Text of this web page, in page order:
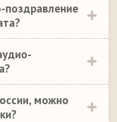
можно